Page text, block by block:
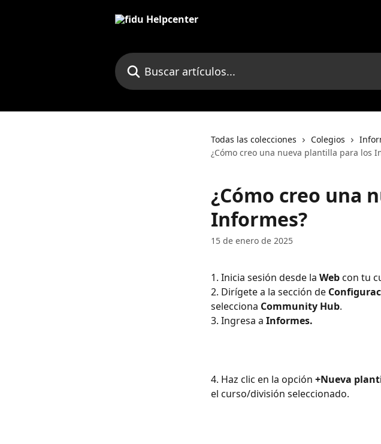
Buscar artículos...
Todas las colecciones Colegios
¿Cómo creo una nueva plantilla para los
¿Cómo creo una
Informes?
15 de enero de 2025
1. Inicia sesión desde la Web con tu
2. Dirígete a la sección de
selecciona Community Hub.
3. Ingresa a Informes.
4. Haz clic en la opción +Nueva
el curso/división seleccionado.